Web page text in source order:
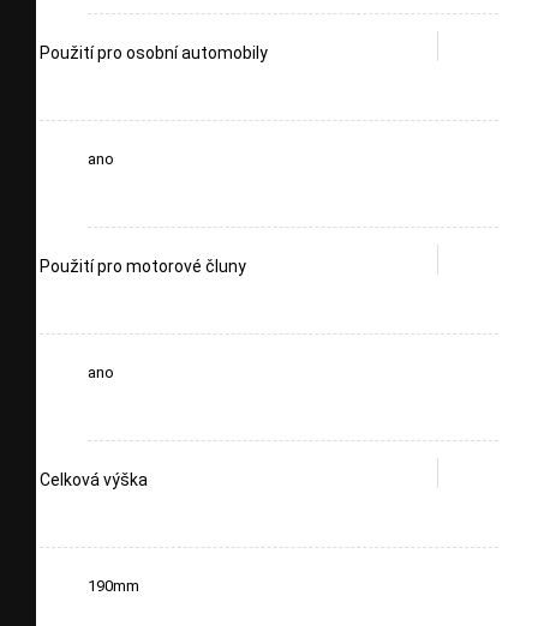
Použití pro osobní automobily
ano
Použití pro motorové čluny
ano
Celková výška
190mm